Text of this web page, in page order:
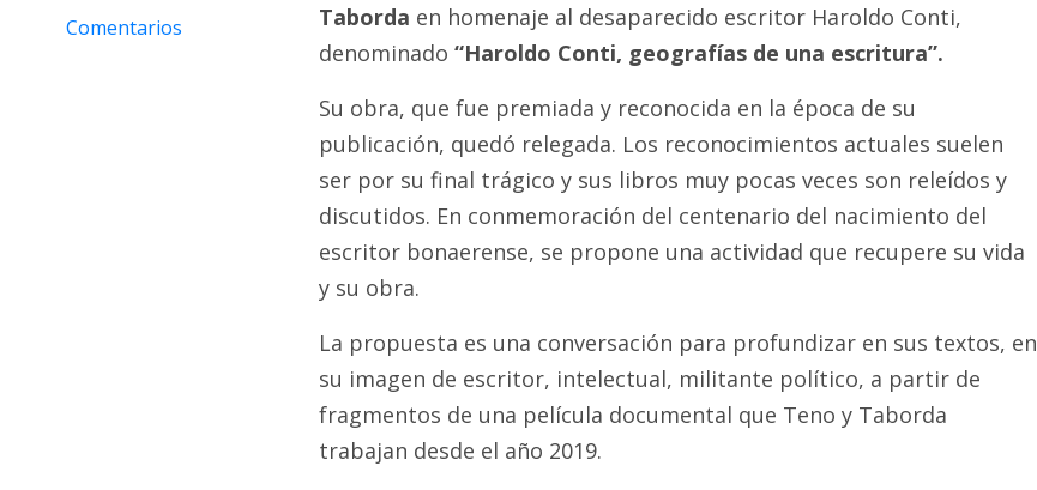
Ciudad
Comentarios
Taborda en homenaje al desaparecido escritor Haroldo Conti,
denominado “Haroldo Conti, geografías de una escritura”.
Su obra, que fue premiada y reconocida en la época de su
publicación, quedó relegada. Los reconocimientos actuales suelen
ser por su final trágico y sus libros muy pocas veces son releídos y
discutidos. En conmemoración del centenario del nacimiento del
escritor bonaerense, se propone una actividad que recupere su vida
y su obra.
La propuesta es una conversación para profundizar en sus textos, en
su imagen de escritor, intelectual, militante político, a partir de
fragmentos de una película documental que Teno y Taborda
trabajan desde el año 2019.